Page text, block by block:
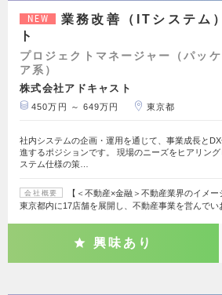
NEW
業務改善（ITシステム
ト
プロジェクトマネージャー（パッ
ア系）
株式会社アドキャスト
450万円 ～ 649万円 東京都
社内システムの企画・運用を通じて、事業成長と
進するポジションです。 現場のニーズをヒアリング
ステム仕様の策…
会社概要
【＜不動産×金融＞不動産業界のイメー
東京都内に17店舗を展開し、不動産事業を営んでい
興味あり